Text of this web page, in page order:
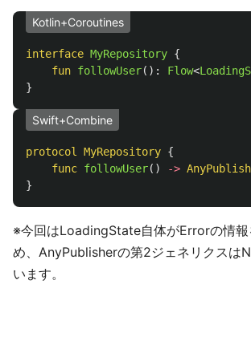
Kotlin+Coroutines
interface MyRepository {
fun followUser(): Flow<
}
Swift+Combine
protocol MyRepository {
func followUser() ->
}
※今回はLoadingState自体がErrorの情報
め、AnyPublisherの第2ジェネリクスは
います。